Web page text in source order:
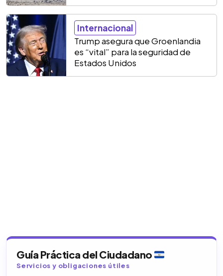
Internacional
Trump asegura que Groenlandia
es “vital” para la seguridad de
Estados Unidos
Guía Práctica del Ciudadano
Servicios y obligaciones útiles